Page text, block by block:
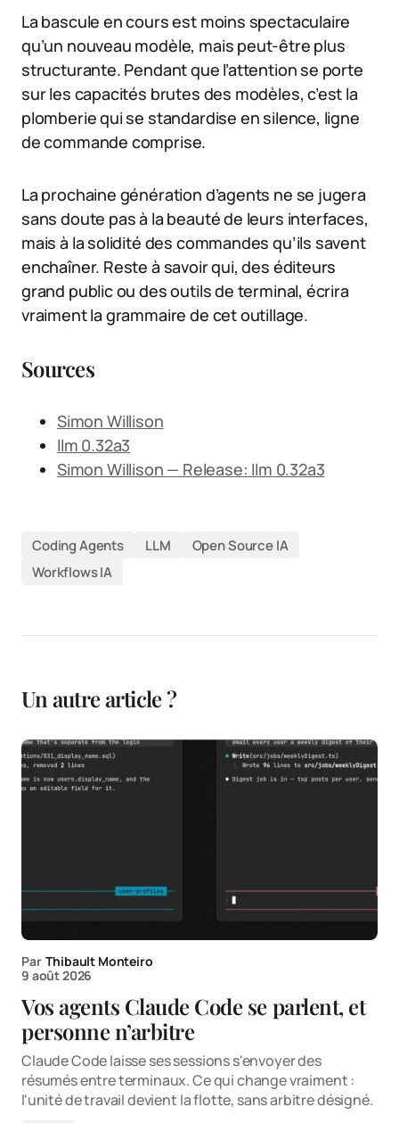
La bascule en cours est moins spectaculaire
qu’un nouveau modèle, mais peut-être plus
structurante. Pendant que l’attention se porte
sur les capacités brutes des modèles, c’est la
plomberie qui se standardise en silence, ligne
de commande comprise.
La prochaine génération d’agents ne se jugera
sans doute pas à la beauté de leurs interfaces,
mais à la solidité des commandes qu’ils savent
enchaîner. Reste à savoir qui, des éditeurs
grand public ou des outils de terminal, écrira
vraiment la grammaire de cet outillage.
Sources
Simon Willison
llm 0.32a3
Simon Willison — Release: llm 0.32a3
Coding Agents LLM
Open Source IA
Workflows IA
Un autre article ?
Par Thibault Monteiro
9 août 2026
Vos agents Claude Code se parlent, et
personne n’arbitre
Claude Code laisse ses sessions s'envoyer des
résumés entre terminaux. Ce qui change vraiment :
l'unité de travail devient la flotte, sans arbitre désigné.